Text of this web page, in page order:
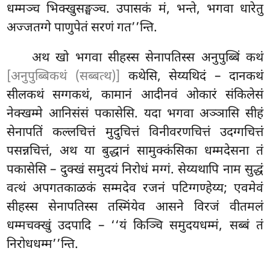
धम्मञ्च भिक्खुसङ्घञ्च. उपासकं मं, भन्ते, भगवा धारेतु
अज्जतग्गे पाणुपेतं सरणं गत’’न्ति.
अथ खो भगवा सीहस्स सेनापतिस्स अनुपुब्बिं कथं
[अनुपुब्बिकथं (सब्बत्थ)]
कथेसि, सेय्यथिदं – दानकथं
सीलकथं सग्गकथं, कामानं आदीनवं ओकारं संकिलेसं
नेक्खम्मे आनिसंसं पकासेसि. यदा भगवा अञ्ञासि सीहं
सेनापतिं कल्लचित्तं मुदुचित्तं विनीवरणचित्तं उदग्गचित्तं
पसन्नचित्तं, अथ या बुद्धानं सामुक्कंसिका धम्मदेसना तं
पकासेसि – दुक्खं समुदयं निरोधं मग्गं. सेय्यथापि नाम सुद्धं
वत्थं अपगतकाळकं सम्मदेव रजनं पटिग्गण्हेय्य; एवमेवं
सीहस्स सेनापतिस्स तस्मिंयेव आसने विरजं वीतमलं
धम्मचक्खुं उदपादि – ‘‘यं किञ्चि समुदयधम्मं, सब्बं तं
निरोधधम्म’’न्ति.